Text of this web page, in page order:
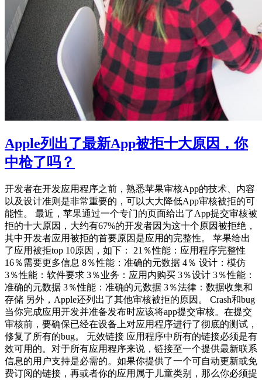
Apple列出了最新App被拒十大原因，你
中枪了吗？
开发者在开发应用程序之前，熟悉苹果审核App的技术、内容
以及设计准则是非常重要的，可以大大降低App审核被拒的可
能性。 最近，苹果通过一个专门的页面给出了App提交审核被
拒的十大原因，大约有67%的开发者因为这十个原因被拒绝，
其中开发者应用被拒的首要原因是应用的完整性。 苹果给出
了应用被拒top 10原因，如下： 21％性能：应用程序完整性
16％需要更多信息 8％性能：准确的元数据 4％ 设计：模仿
3％性能：软件要求 3％业务：应用内购买 3％设计 3％性能：
准确的元数据 3％性能：准确的元数据 3％法律：数据收集和
存储 另外，Apple还列出了其他审核被拒的原因。 Crash和bug
当你完成应用开发并准备发布时应该将app提交审核。在提交
审核前，要确保已经在设备上对应用程序进行了彻底的测试，
修复了所有的bug。 无效链接 应用程序中所有的链接必须是有
效可用的。对于所有应用程序来说，链接至一个提供最新联系
信息的用户支持是必需的。如果你提供了一个可自动更新或免
费订阅的链接，再或者你的应用属于儿童类别，那么你必须提